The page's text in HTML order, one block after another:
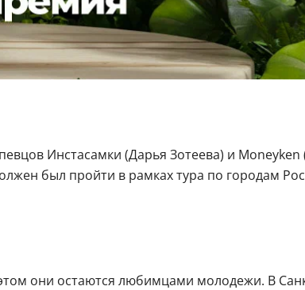
Инстасамки (Дарья Зотеева) и Moneyken
был пройти в рамках тура по городам
они остаются любимцами молодежи. В